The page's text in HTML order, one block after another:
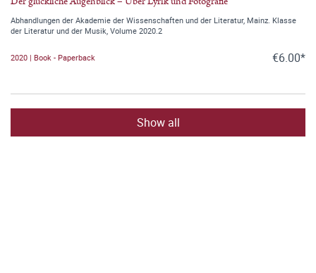
Abhandlungen der Akademie der Wissenschaften und der Literatur, Mainz. Klasse
der Literatur und der Musik, Volume 2020.2
2020 | Book - Paperback €6.00*
Show all